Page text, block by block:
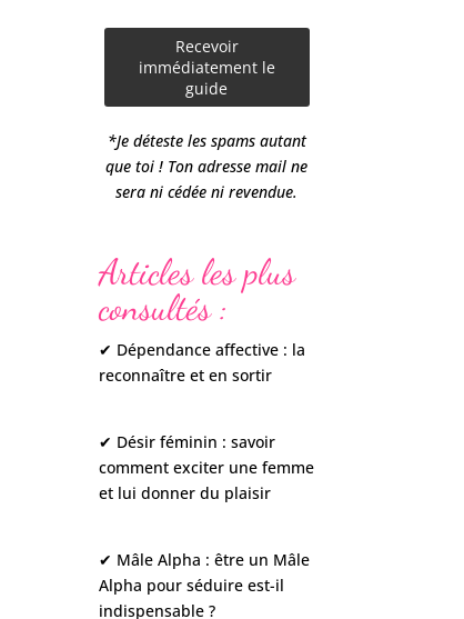
*Je déteste les spams autant
que toi ! Ton adresse mail ne
sera ni cédée ni revendue.
Articles les plus
consultés :
✔ Dépendance affective : la
reconnaître et en sortir
✔ Désir féminin : savoir
comment exciter une femme
et lui donner du plaisir
✔ Mâle Alpha : être un Mâle
Alpha pour séduire est-il
indispensable ?